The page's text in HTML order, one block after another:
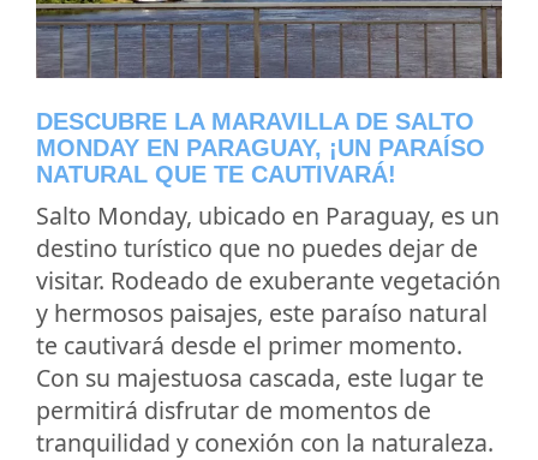
DESCUBRE LA MARAVILLA DE SALTO
MONDAY EN PARAGUAY, ¡UN PARAÍSO
NATURAL QUE TE CAUTIVARÁ!
Salto Monday, ubicado en Paraguay, es un
destino turístico que no puedes dejar de
visitar. Rodeado de exuberante vegetación
y hermosos paisajes, este paraíso natural
te cautivará desde el primer momento.
Con su majestuosa cascada, este lugar te
permitirá disfrutar de momentos de
tranquilidad y conexión con la naturaleza.